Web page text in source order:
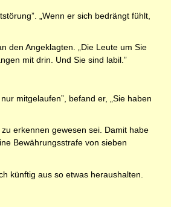
„Wenn er sich bedrängt fühlt,
den Angeklagten. „Die Leute um Sie
mit drin. Und Sie sind labil.”
mitgelaufen”, befand er, „Sie haben
erkennen gewesen sei. Damit habe
Bewährungsstrafe von sieben
künftig aus so etwas heraushalten.